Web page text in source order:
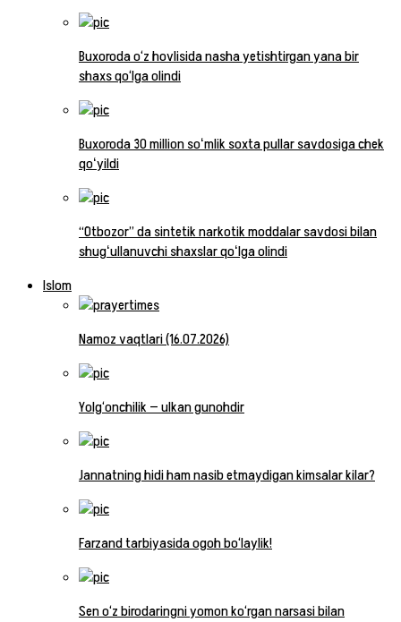
Buxoroda o‘z hovlisida nasha yetishtirgan yana bir
shaxs qo‘lga olindi
Buxoroda 30 million soʻmlik soxta pullar savdosiga chek
qoʻyildi
“Otbozor” da sintetik narkotik moddalar savdosi bilan
shugʻullanuvchi shaxslar qoʻlga olindi
Islom
Namoz vaqtlari (16.07.2026)
Yolg‘onchilik — ulkan gunohdir
Jannatning hidi ham nasib etmaydigan kimsalar kilar?
Farzand tarbiyasida ogoh bo‘laylik!
Sen o‘z birodaringni yomon ko‘rgan narsasi bilan